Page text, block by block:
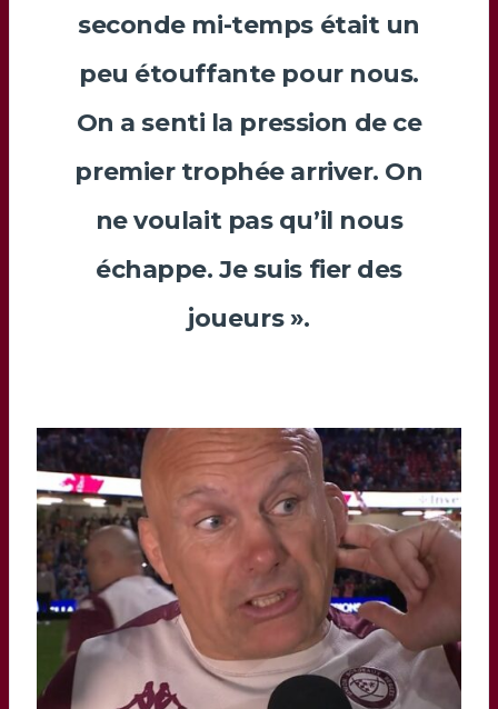
seconde mi-temps était un
peu étouffante pour nous.
On a senti la pression de ce
premier trophée arriver. On
ne voulait pas qu’il nous
échappe. Je suis fier des
joueurs ».